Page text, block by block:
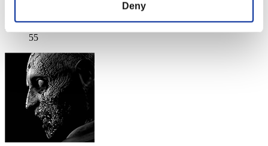
Deny
55